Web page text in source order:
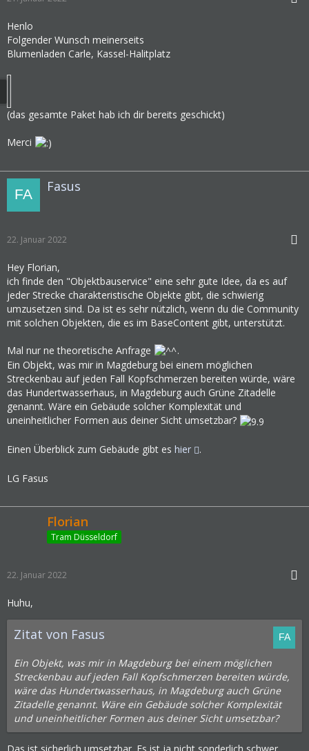
Henlo
Folgender Wunsch meinerseits
Blumenladen Carle, Kassel-Halitplatz
(das gesamte Paket hab ich dir bereits geschickt)
Merci
Fasus
22. Januar 2022
Hey Florian,
ich finde den "Objektbauservice" eine sehr gute Idee, da es auf
jeder Strecke charakteristische Objekte gibt, die schwierig
umzusetzen sind. Da ist es sehr nützlich, wenn du die Community
mit solchen Objekten, die es im BaseContent gibt, unterstützt.
Mal nur ne theoretische Anfrage
.
Ein Objekt, was mir in Magdeburg bei einem möglichen
Streckenbau auf jeden Fall Kopfschmerzen bereiten würde, wäre
das Hundertwasserhaus, in Magdeburg auch Grüne Zitadelle
genannt. Wäre ein Gebäude solcher Komplexität und
uneinheitlicher Formen aus deiner Sicht umsetzbar?
Einen Überblick zum Gebäude gibt es hier .
LG Fasus
Florian
Tram Düsseldorf
22. Januar 2022
Huhu,
Zitat von Fasus
Ein Objekt, was mir in Magdeburg bei einem möglichen
Streckenbau auf jeden Fall Kopfschmerzen bereiten würde,
wäre das Hundertwasserhaus, in Magdeburg auch Grüne
Zitadelle genannt. Wäre ein Gebäude solcher Komplexität
und uneinheitlicher Formen aus deiner Sicht umsetzbar?
Das ist sicherlich umsetzbar. Es ist ja nicht sonderlich schwer,